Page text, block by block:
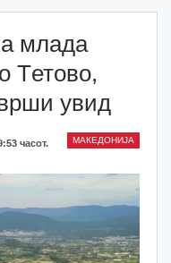
млада
Tетово,
увид
МАКЕДОНИЈА
часот.